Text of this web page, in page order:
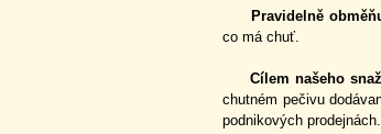
Pravidelně
co má chuť.
Cílem našeho
chutném pečivu
podnikových prodejnách.